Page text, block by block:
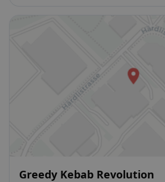
Greedy Kebab Revolution